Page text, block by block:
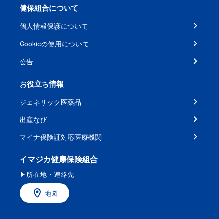
健保組合について
個人情報保護について
Cookieの使用について
公告
お役立ち情報
ジェネリック医薬品
出産なび
マイナ保険証対応医療機関
イマジカ健康保険組合
▶所在地・連絡先
地図